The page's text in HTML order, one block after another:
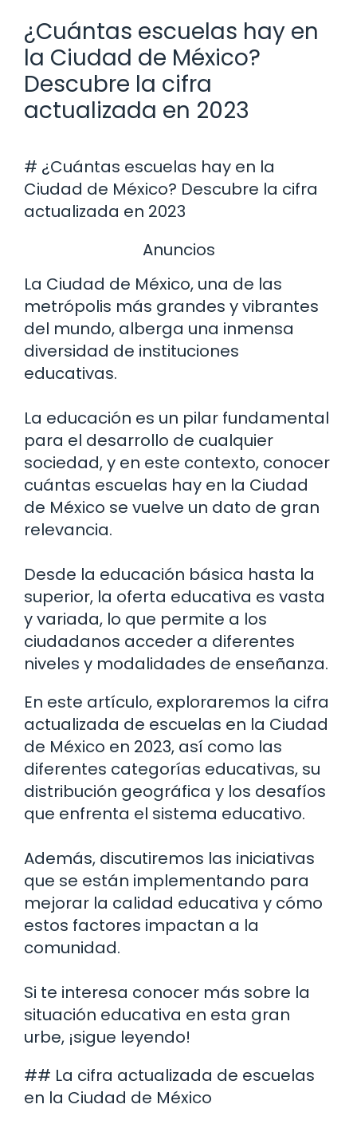
¿Cuántas escuelas hay en
la Ciudad de México?
Descubre la cifra
actualizada en 2023
# ¿Cuántas escuelas hay en la
Ciudad de México? Descubre la cifra
actualizada en 2023
Anuncios
La Ciudad de México, una de las
metrópolis más grandes y vibrantes
del mundo, alberga una inmensa
diversidad de instituciones
educativas.
La educación es un pilar fundamental
para el desarrollo de cualquier
sociedad, y en este contexto, conocer
cuántas escuelas hay en la Ciudad
de México se vuelve un dato de gran
relevancia.
Desde la educación básica hasta la
superior, la oferta educativa es vasta
y variada, lo que permite a los
ciudadanos acceder a diferentes
niveles y modalidades de enseñanza.
En este artículo, exploraremos la cifra
actualizada de escuelas en la Ciudad
de México en 2023, así como las
diferentes categorías educativas, su
distribución geográfica y los desafíos
que enfrenta el sistema educativo.
Además, discutiremos las iniciativas
que se están implementando para
mejorar la calidad educativa y cómo
estos factores impactan a la
comunidad.
Si te interesa conocer más sobre la
situación educativa en esta gran
urbe, ¡sigue leyendo!
## La cifra actualizada de escuelas
en la Ciudad de México